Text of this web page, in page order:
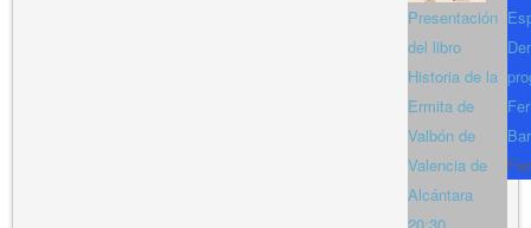
Presentación
del libro
Historia de la
Ermita de
Valbón de
Valencia de
Alcántara